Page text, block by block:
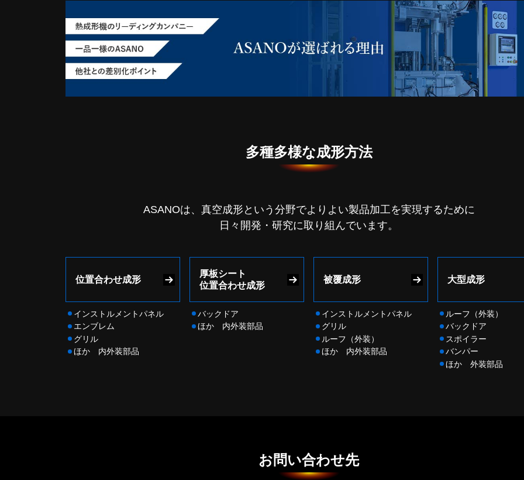
多種多様な成形方法
ASANOは、真空成形という分野でよりよい製品加工を実現するために
日々開発・研究に取り組んでいます。
位置合わせ成形
インストルメントパネル
エンブレム
グリル
ほか 内外装部品
厚板シート
位置合わせ成形
バックドア
ほか 内外装部品
被覆成形
インストルメントパネル
グリル
ルーフ（外装）
ほか 内外装部品
大型成形
ルーフ（外装）
バックドア
スポイラー
バンパー
ほか 外装部品
お問い合わせ先